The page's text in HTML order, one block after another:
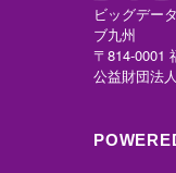
ビッグデー
ブ九州
〒814-0001
公益財団法